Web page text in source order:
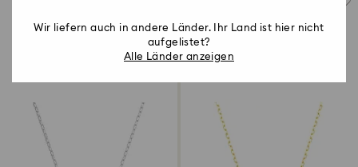
Wir liefern auch in andere Länder. Ihr Land ist hier nicht
aufgelistet?
Alle Länder anzeigen